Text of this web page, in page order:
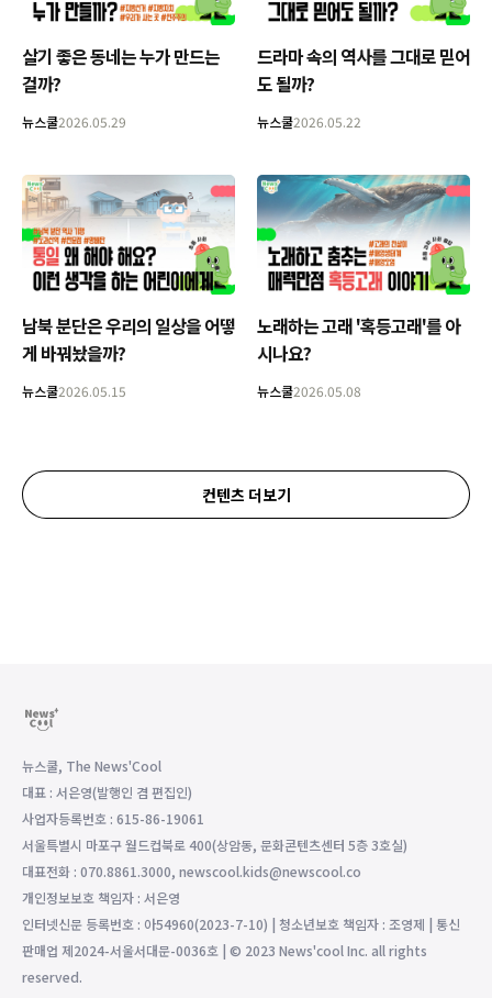
살기 좋은 동네는 누가 만드는
걸까?
뉴스쿨2026.05.29
드라마 속의 역사를 그대로 믿어
도 될까?
뉴스쿨2026.05.22
남북 분단은 우리의 일상을 어떻
게 바꿔놨을까?
뉴스쿨2026.05.15
노래하는 고래 '혹등고래'를 아
시나요?
뉴스쿨2026.05.08
컨텐츠 더보기
뉴스쿨, The News'Cool
대표 : 서은영(발행인 겸 편집인)
사업자등록번호 : 615-86-19061
서울특별시 마포구 월드컵북로 400(상암동, 문화콘텐츠센터 5층 3호실)
대표전화 : 070.8861.3000, newscool.kids@newscool.co
개인정보보호 책임자 : 서은영
인터넷신문 등록번호 : 아54960(2023-7-10) | 청소년보호 책임자 : 조영제 | 통신
판매업 제2024-서울서대문-0036호 | © 2023 News'cool Inc. all rights
reserved.